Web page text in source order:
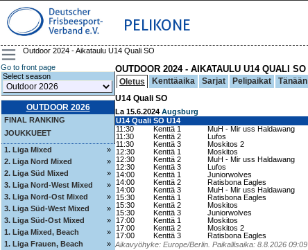
PELIKONE
Outdoor 2024 - Aikataulu U14 Quali SO
Go to front page
Select season
OUTDOOR 2026
FINAL RANKING
JOUKKUEET
1. Liga Mixed
»
2. Liga Nord Mixed
»
2. Liga Süd Mixed
»
3. Liga Nord-West Mixed
»
3. Liga Nord-Ost Mixed
»
3. Liga Süd-West Mixed
»
3. Liga Süd-Ost Mixed
»
1. Liga Mixed, Beach
»
1. Liga Frauen, Beach
»
OUTDOOR 2024 - AIKATAULU U14 QUALI SO
Oletus Kenttäaika Sarjat Pelipaikat Tänään
U14 Quali SO
La 15.6.2024 Augsburg
U14 Quali SO U14
11:30
Kenttä 1 MuH - Mir uss Haldawang
11:30
Kenttä 2 Lufos
11:30
Kenttä 3 Moskitos 2
12:30
Kenttä 1 Moskitos
12:30
Kenttä 2 MuH - Mir uss Haldawang
12:30
Kenttä 3 Lufos
14:00
Kenttä 1 Juniorwolves
14:00
Kenttä 2 Ratisbona Eagles
14:00
Kenttä 3 MuH - Mir uss Haldawang
15:30
Kenttä 1 Ratisbona Eagles
15:30
Kenttä 2 Moskitos
15:30
Kenttä 3 Juniorwolves
17:00
Kenttä 1 Moskitos
17:00
Kenttä 2 Moskitos 2
17:00
Kenttä 3 Ratisbona Eagles
Aikavyöhyke: Europe/Berlin. Paikallisaika: 8.8.2026 09:09